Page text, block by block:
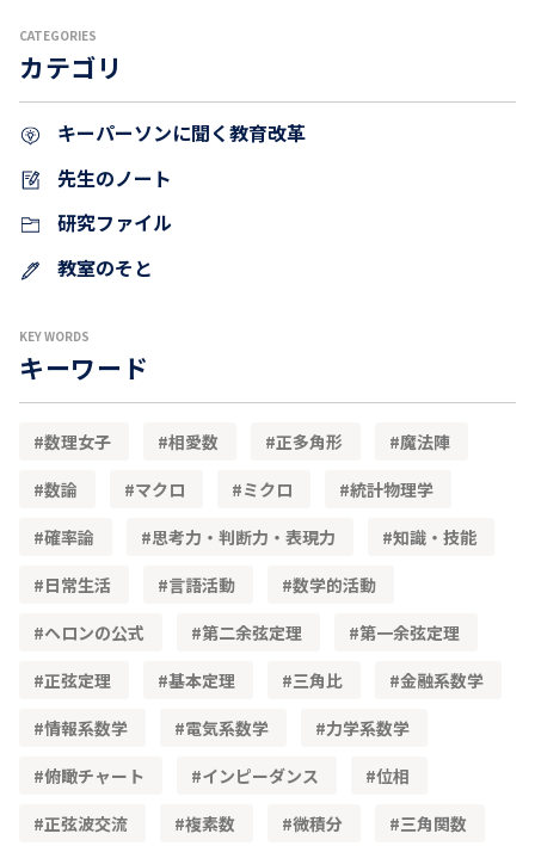
CATEGORIES
カテゴリ
キーパーソンに聞く教育改革
先生のノート
研究ファイル
教室のそと
KEY WORDS
キーワード
数理女子 相愛数 正多角形
魔法陣
数論
マクロ ミクロ
統計物理学
確率論
思考力・判断力・表現力
知識・技能
日常生活
言語活動
数学的活動
ヘロンの公式
第二余弦定理
第一余弦定理
正弦定理
基本定理 三角比
金融系数学
情報系数学
電気系数学
力学系数学
俯瞰チャート
インピーダンス
位相
正弦波交流
複素数 微積分 三角関数